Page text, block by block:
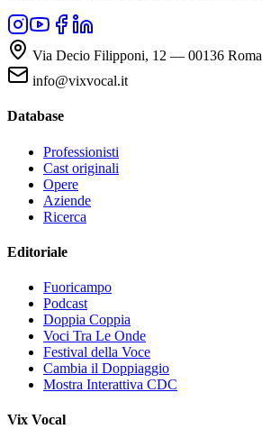
Via Decio Filipponi, 12 — 00136 Roma
info@vixvocal.it
Database
Professionisti
Cast originali
Opere
Aziende
Ricerca
Editoriale
Fuoricampo
Podcast
Doppia Coppia
Voci Tra Le Onde
Festival della Voce
Cambia il Doppiaggio
Mostra Interattiva CDC
Vix Vocal